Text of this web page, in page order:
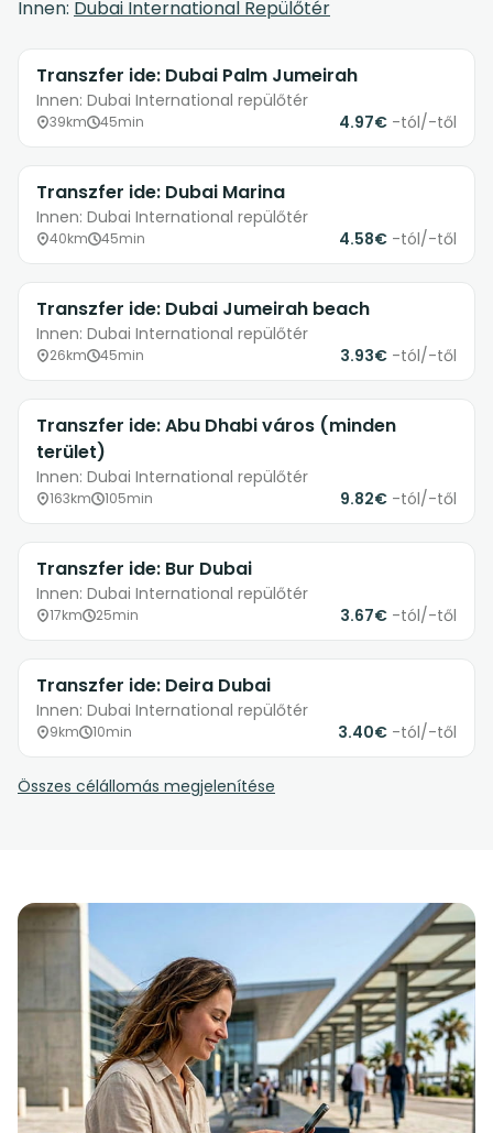
Innen: Dubai International Repülőtér
Transzfer ide: Dubai Palm Jumeirah
Innen: Dubai International repülőtér
39km 45min 4.97€ -tól/-től
Transzfer ide: Dubai Marina
Innen: Dubai International repülőtér
40km 45min 4.58€ -tól/-től
Transzfer ide: Dubai Jumeirah beach
Innen: Dubai International repülőtér
26km 45min 3.93€ -tól/-től
Transzfer ide: Abu Dhabi város (minden
terület)
Innen: Dubai International repülőtér
163km 105min 9.82€ -tól/-től
Transzfer ide: Bur Dubai
Innen: Dubai International repülőtér
17km 25min 3.67€ -tól/-től
Transzfer ide: Deira Dubai
Innen: Dubai International repülőtér
9km 10min 3.40€ -tól/-től
Összes célállomás megjelenítése